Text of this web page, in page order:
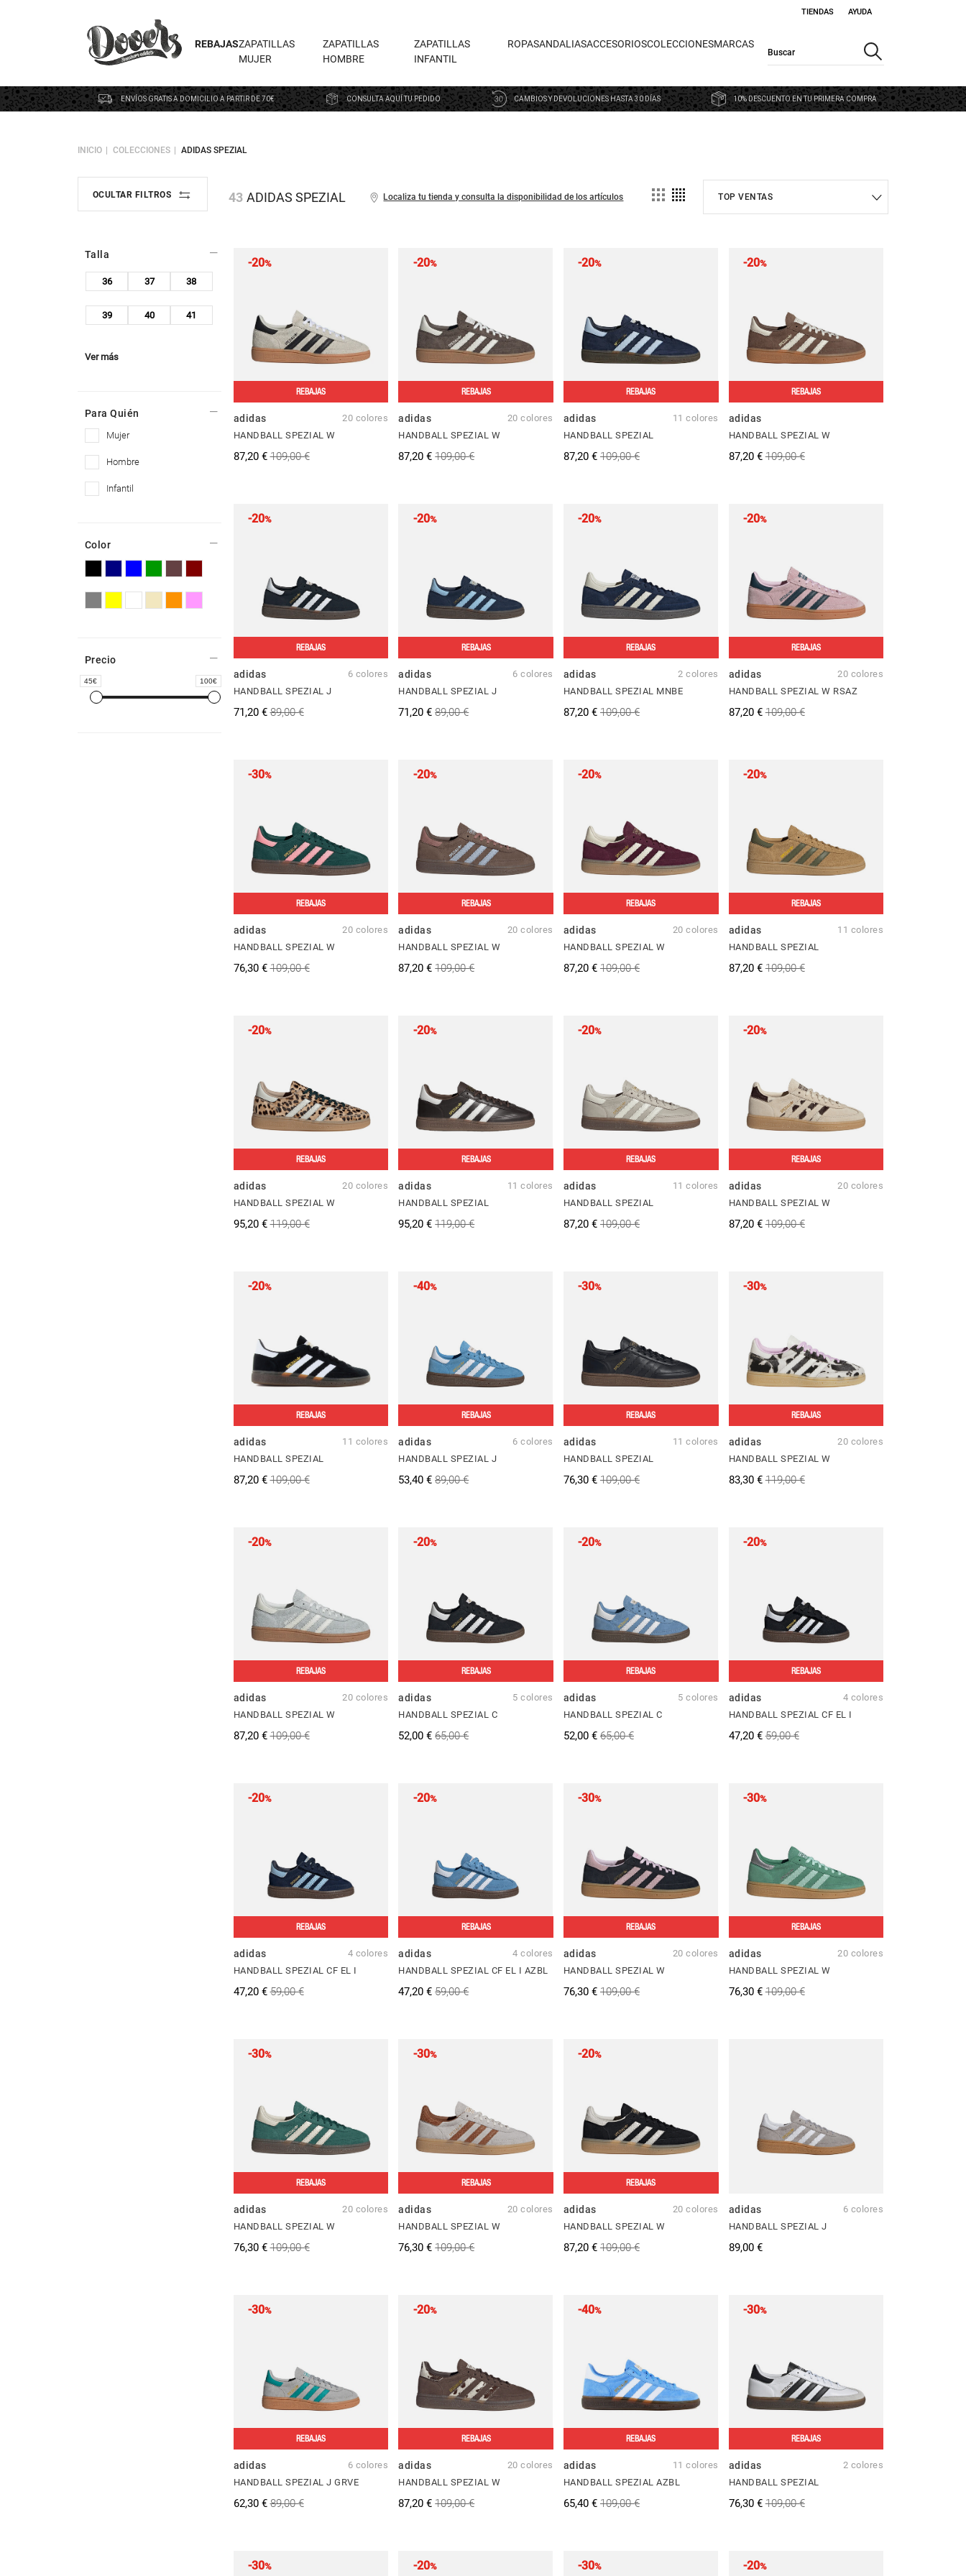
TIENDAS AYUDA
REBAJASZAPATILLAS
MUJER
ZAPATILLAS
HOMBRE
ZAPATILLAS
INFANTIL
ROPASANDALIASACCESORIOSCOLECCIONESMARCAS
ENVÍOS GRATIS A DOMICILIO A PARTIR DE 70€ CONSULTA AQUÍ TU PEDIDO CAMBIOS Y DEVOLUCIONES HASTA 30 DÍAS 10% DESCUENTO EN TU PRIMERA COMPRA
INICIO COLECCIONES ADIDAS SPEZIAL
Localiza tu tienda y consulta la disponibilidad de los artículos
43 ADIDAS SPEZIAL
-20%
REBAJAS
adidas
20 colores
HANDBALL SPEZIAL W
87,20 € 109,00 €
-20%
REBAJAS
adidas
20 colores
HANDBALL SPEZIAL W
87,20 € 109,00 €
-20%
REBAJAS
adidas
11 colores
HANDBALL SPEZIAL
87,20 € 109,00 €
-20%
REBAJAS
adidas
HANDBALL SPEZIAL W
87,20 € 109,00 €
-20%
REBAJAS
adidas
6 colores
HANDBALL SPEZIAL J
71,20 € 89,00 €
-20%
REBAJAS
adidas
6 colores
HANDBALL SPEZIAL J
71,20 € 89,00 €
-20%
REBAJAS
adidas
2 colores
HANDBALL SPEZIAL MNBE
87,20 € 109,00 €
-20%
REBAJAS
adidas
20 colores
HANDBALL SPEZIAL W RSAZ
87,20 € 109,00 €
-30%
REBAJAS
adidas
20 colores
HANDBALL SPEZIAL W
76,30 € 109,00 €
-20%
REBAJAS
adidas
20 colores
HANDBALL SPEZIAL W
87,20 € 109,00 €
-20%
REBAJAS
adidas
20 colores
HANDBALL SPEZIAL W
87,20 € 109,00 €
-20%
REBAJAS
adidas
11 colores
HANDBALL SPEZIAL
87,20 € 109,00 €
-20%
REBAJAS
adidas
20 colores
HANDBALL SPEZIAL W
95,20 € 119,00 €
-20%
REBAJAS
adidas
11 colores
HANDBALL SPEZIAL
95,20 € 119,00 €
-20%
REBAJAS
adidas
11 colores
HANDBALL SPEZIAL
87,20 € 109,00 €
-20%
REBAJAS
adidas
20 colores
HANDBALL SPEZIAL W
87,20 € 109,00 €
-20%
REBAJAS
adidas
11 colores
HANDBALL SPEZIAL
87,20 € 109,00 €
-40%
REBAJAS
adidas
6 colores
HANDBALL SPEZIAL J
53,40 € 89,00 €
-30%
REBAJAS
adidas
11 colores
HANDBALL SPEZIAL
76,30 € 109,00 €
-30%
REBAJAS
adidas
20 colores
HANDBALL SPEZIAL W
83,30 € 119,00 €
-20%
REBAJAS
adidas
20 colores
HANDBALL SPEZIAL W
87,20 € 109,00 €
-20%
REBAJAS
adidas
5 colores
HANDBALL SPEZIAL C
52,00 € 65,00 €
-20%
REBAJAS
adidas
5 colores
HANDBALL SPEZIAL C
52,00 € 65,00 €
-20%
REBAJAS
adidas
4 colores
HANDBALL SPEZIAL CF EL I
47,20 € 59,00 €
-20%
REBAJAS
adidas
4 colores
HANDBALL SPEZIAL CF EL I
47,20 € 59,00 €
-20%
REBAJAS
adidas
4 colores
HANDBALL SPEZIAL CF EL I AZBL
47,20 € 59,00 €
-30%
REBAJAS
adidas
20 colores
HANDBALL SPEZIAL W
76,30 € 109,00 €
-30%
REBAJAS
adidas
20 colores
HANDBALL SPEZIAL W
76,30 € 109,00 €
-30%
REBAJAS
adidas
20 colores
HANDBALL SPEZIAL W
76,30 € 109,00 €
-30%
REBAJAS
adidas
20 colores
HANDBALL SPEZIAL W
76,30 € 109,00 €
-20%
REBAJAS
adidas
20 colores
HANDBALL SPEZIAL W
87,20 € 109,00 €
adidas
6 colores
HANDBALL SPEZIAL J
89,00 €
-30%
REBAJAS
adidas
6 colores
HANDBALL SPEZIAL J GRVE
62,30 € 89,00 €
-20%
REBAJAS
adidas
20 colores
HANDBALL SPEZIAL W
87,20 € 109,00 €
-40%
REBAJAS
adidas
11 colores
HANDBALL SPEZIAL AZBL
65,40 € 109,00 €
-30%
REBAJAS
adidas
2 colores
HANDBALL SPEZIAL
76,30 € 109,00 €
-30% -20% -30% -20%
OCULTAR FILTROS
Talla
36 37 38
39 40 41
Ver más
Para Quién
mujer
hombre
infantil
Color
Precio
45 100